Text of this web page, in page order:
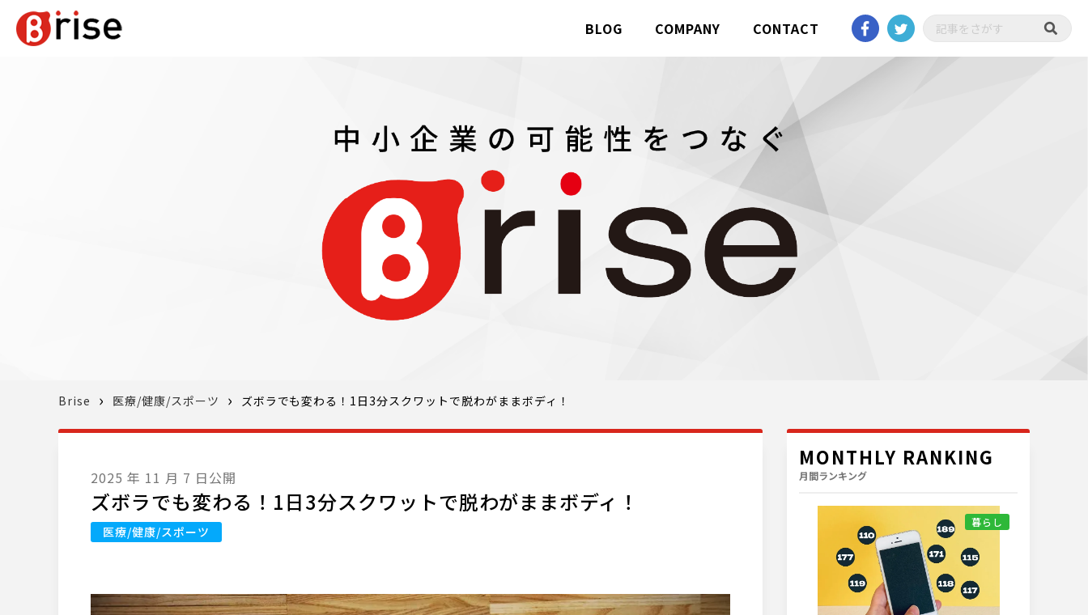
BLOG COMPANY CONTACT
Brise 医療/健康/スポーツ ズボラでも変わる！1日3分スクワットで脱わがままボディ！
2025 年 11 月 7 日公開
ズボラでも変わる！1日3分スクワットで脱わがままボディ！
医療/健康/スポーツ
MONTHLY RANKING
月間ランキング
暮らし